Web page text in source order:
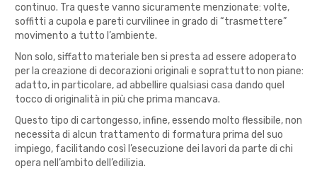
continuo. Tra queste vanno sicuramente menzionate: volte,
soffitti a cupola e pareti curvilinee in grado di “trasmettere”
movimento a tutto l’ambiente.
Non solo, siffatto materiale ben si presta ad essere adoperato
per la creazione di decorazioni originali e soprattutto non piane:
adatto, in particolare, ad abbellire qualsiasi casa dando quel
tocco di originalità in più che prima mancava.
Questo tipo di cartongesso, infine, essendo molto flessibile, non
necessita di alcun trattamento di formatura prima del suo
impiego, facilitando così l’esecuzione dei lavori da parte di chi
opera nell’ambito dell’edilizia.